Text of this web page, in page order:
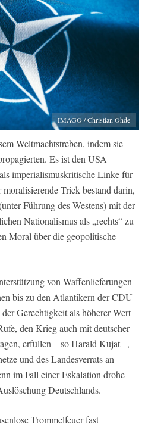
IMAGO / Christian Ohde
Weltmachtstreben, indem sie
Es ist den USA
imperialismuskritische Linke für
Trick bestand darin,
Führung des Westens) mit der
Nationalismus als „rechts“ zu
Moral über die geopolitische
von Waffenlieferungen
bis zu den Atlantikern der CDU
Gerechtigkeit als höherer Wert
den Krieg auch mit deutscher
erfüllen – so Harald Kujat –,
und des Landesverrats an
im Fall einer Eskalation drohe
Deutschlands.
Trommelfeuer fast